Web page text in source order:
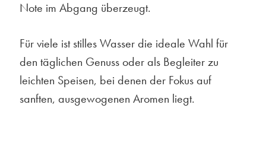
Note im Abgang überzeugt.
Für viele ist stilles Wasser die ideale Wahl für
den täglichen Genuss oder als Begleiter zu
leichten Speisen, bei denen der Fokus auf
sanften, ausgewogenen Aromen liegt.